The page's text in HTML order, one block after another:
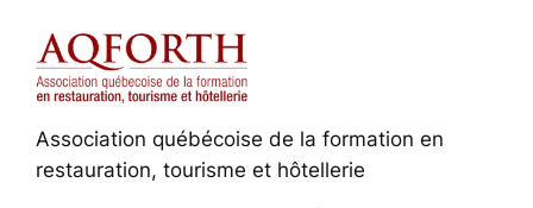
Association québécoise de la formation en
restauration, tourisme et hôtellerie